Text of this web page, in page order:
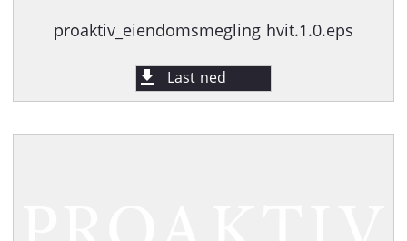
proaktiv_eiendomsmegling hvit.1.0.eps
Last ned